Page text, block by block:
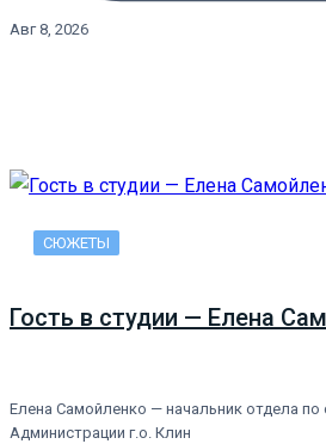
Авг 8, 2026
СЮЖЕТЫ
Гость в студии — Елена
Елена Самойленко — начальник отдела
Администрации г.о. Клин